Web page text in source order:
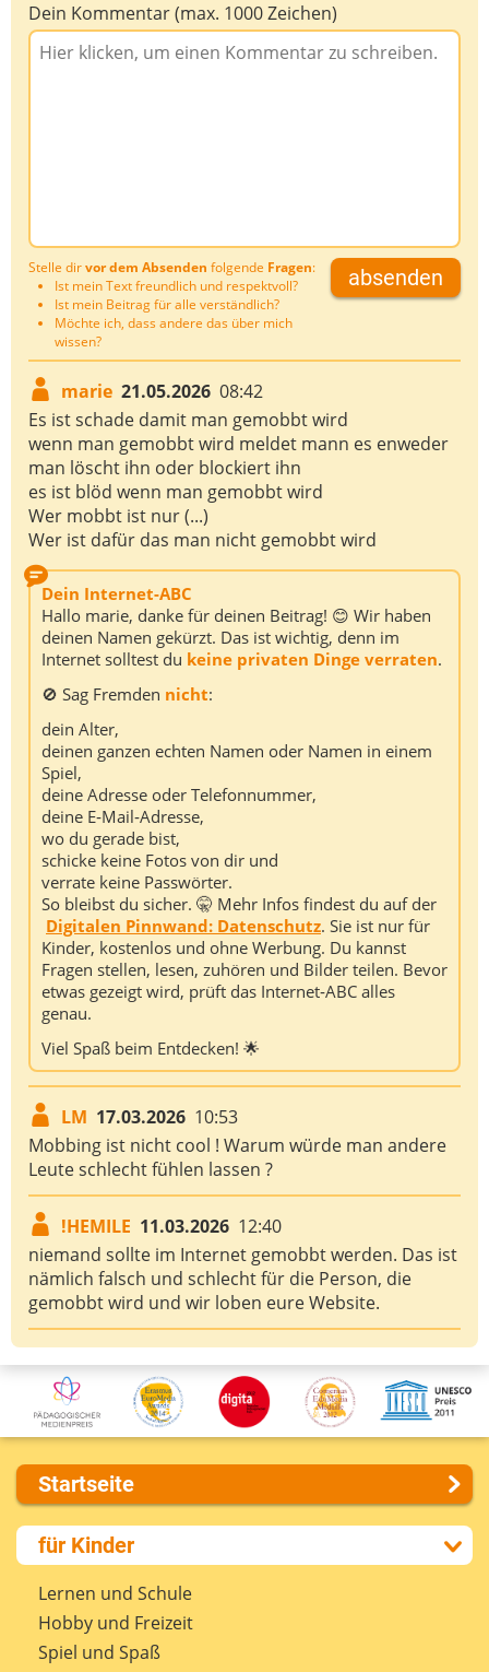
Dein Kommentar (max. 1000 Zeichen)
Stelle dirvor dem Absenden folgende Fragen:
Ist mein Text freundlich und respektvoll?
Ist mein Beitrag für alle verständlich?
Möchte ich, dass andere das über mich
wissen?
absenden
marie 21.05.2026 08:42
Es ist schade damit man gemobbt wird
wenn man gemobbt wird meldet mann es enweder
man löscht ihn oder blockiert ihn
es ist blöd wenn man gemobbt wird
Wer mobbt ist nur (...)
Wer ist dafür das man nicht gemobbt wird
Dein Internet-ABC
Hallo marie, danke für deinen Beitrag! 😊 Wir haben
deinen Namen gekürzt. Das ist wichtig, denn im
Internet solltest du keine privaten Dinge verraten.
🚫 Sag Fremden nicht:
dein Alter,
deinen ganzen echten Namen oder Namen in einem
Spiel,
deine Adresse oder Telefonnummer,
deine E‑Mail‑Adresse,
wo du gerade bist,
schicke keine Fotos von dir und
verrate keine Passwörter.
So bleibst du sicher. 🤫 Mehr Infos findest du auf der
Digitalen Pinnwand: Datenschutz. Sie ist nur für
Kinder, kostenlos und ohne Werbung. Du kannst
Fragen stellen, lesen, zuhören und Bilder teilen. Bevor
etwas gezeigt wird, prüft das Internet‑ABC alles
genau.
Viel Spaß beim Entdecken! 🌟
LM 17.03.2026 10:53
Mobbing ist nicht cool ! Warum würde man andere
Leute schlecht fühlen lassen ?
!HEMILE 11.03.2026 12:40
niemand sollte im Internet gemobbt werden. Das ist
nämlich falsch und schlecht für die Person, die
gemobbt wird und wir loben eure Website.
Startseite
Über uns
Presse
Kontakt
Impressum
Internet-ABC Sitemap
für Kinder
Lernen und Schule
Hobby und Freizeit
Spiel und Spaß